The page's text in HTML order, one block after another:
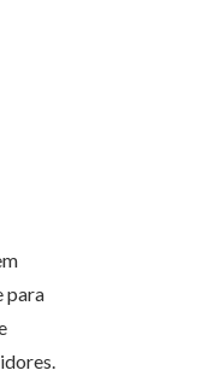
para